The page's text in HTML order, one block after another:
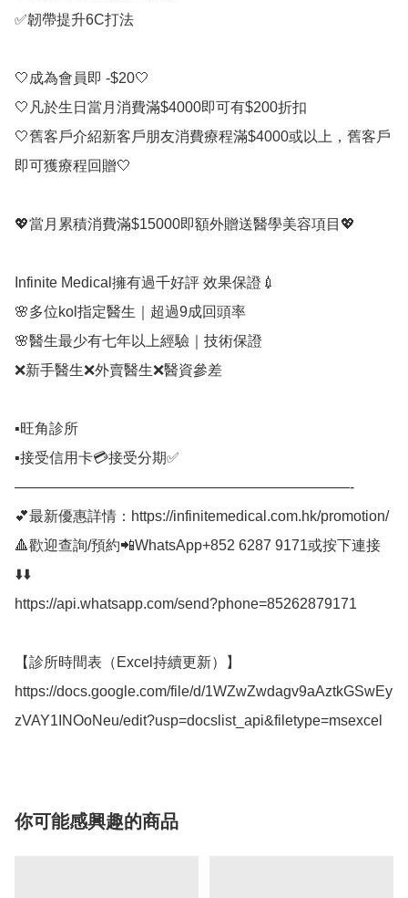
✅韌帶提升6C打法
🤍成為會員即 -$20🤍
🤍凡於生日當月消費滿$4000即可有$200折扣
🤍舊客戶介紹新客戶朋友消費療程滿$4000或以上，舊客戶
即可獲療程回贈🤍
💖當月累積消費滿$15000即額外贈送醫學美容項目💖
Infinite Medical擁有過千好評 效果保證💉⠀
🌸多位kol指定醫生｜超過9成回頭率
🌸醫生最少有七年以上經驗｜技術保證
❌新手醫生❌外賣醫生❌醫資參差
▪️旺角診所
▪️接受信用卡💳接受分期✅⠀
———————————————————————-⠀
💕最新優惠詳情：https://infinitemedical.com.hk/promotion/
🔺歡迎查詢/預約📲WhatsApp+852 6287 9171或按下連接
⬇️⬇️
https://api.whatsapp.com/send?phone=85262879171
【診所時間表（Excel持續更新）】
https://docs.google.com/file/d/1WZwZwdagv9aAztkGSwEy
你可能感興趣的商品